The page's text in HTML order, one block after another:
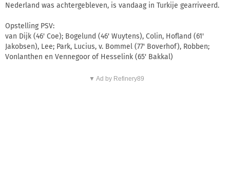
Nederland was achtergebleven, is vandaag in Turkije gearriveerd.
Opstelling PSV:
van Dijk (46' Coe); Bogelund (46' Wuytens), Colin, Hofland (61'
Jakobsen), Lee; Park, Lucius, v. Bommel (77' Boverhof), Robben;
Vonlanthen en Vennegoor of Hesselink (65' Bakkal)
▼ Ad by Refinery89